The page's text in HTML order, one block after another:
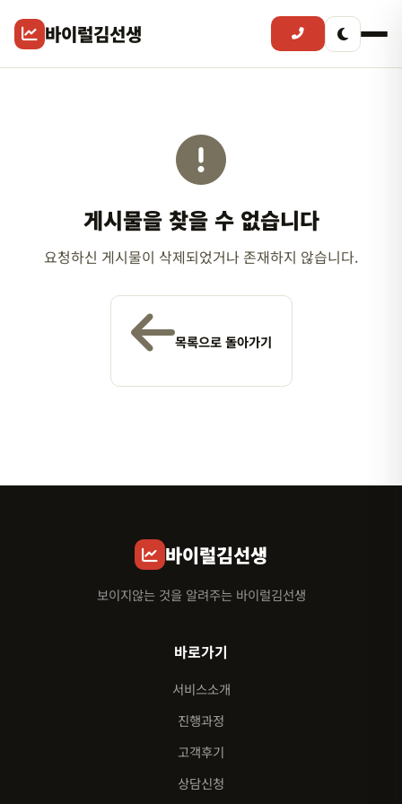
바이럴김선생
게시물을 찾을 수 없습니다
요청하신 게시물이 삭제되었거나 존재하지 않습니다.
목록으로 돌아가기
바이럴김선생
보이지않는 것을 알려주는 바이럴김선생
바로가기
서비스소개
진행과정
고객후기
상담신청